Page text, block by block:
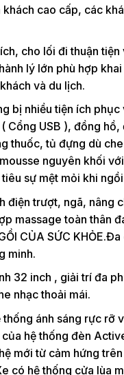
khách cao cấp, các
cho lối đi thuận tiện
lý lớn phù hợp
và du lịch.
bị nhiều tiện ích
Cổng USB ), đồng
thuốc, tủ đựng dù
nguyên khối
sự mệt mỏi khi
điện trượt, ngã, nâng
massage toàn thân
CỦA SỨC
minh.
32 inch , giải trí đa
nhạc thoải mái.
thống ánh sáng rực rỡ
hệ thống đèn
mới từ cảm hứng
có hệ thống cửa lùa